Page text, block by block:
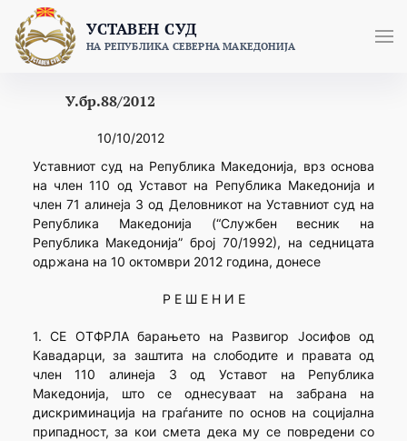
content
УСТАВЕН СУД
НА РЕПУБЛИКА СЕВЕРНА МАКЕДОНИЈА
У.бр.88/2012
10/10/2012
Уставниот суд на Република Македонија, врз основа
на член 110 од Уставот на Република Македoнија и
член 71 алинеја 3 од Деловникот на Уставниот суд на
Република Македонија (“Службен весник на
Република Македонија” број 70/1992), на седницата
одржана на 10 октомври 2012 година, донесе
Р Е Ш Е Н И Е
1. СЕ ОТФРЛА барањето на Развигор Јосифов од
Кавадарци, за заштита на слободите и правата од
член 110 алинеја 3 од Уставот на Република
Македонија, што се однесуваат на забрана на
дискриминација на граѓаните по основ на социјална
припадност, за кои смета дека му се повредени со